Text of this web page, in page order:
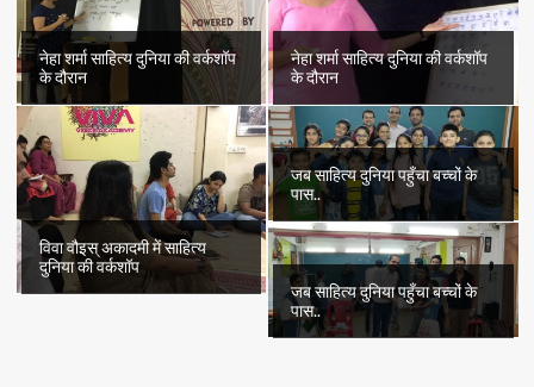
नेहा शर्मा साहित्य दुनिया की वर्कशॉप
के दौरान
नेहा शर्मा साहित्य दुनिया की वर्कशॉप
के दौरान
विवा वौइस् अकादमी में साहित्य
दुनिया की वर्कशॉप
जब साहित्य दुनिया पहुँचा बच्चों के
पास..
जब साहित्य दुनिया पहुँचा बच्चों के
पास..